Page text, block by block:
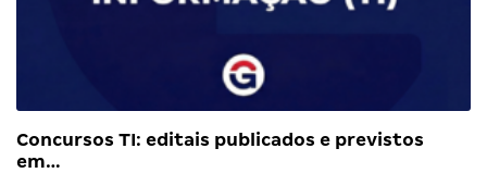
Concursos TI: editais publicados e previstos
em…